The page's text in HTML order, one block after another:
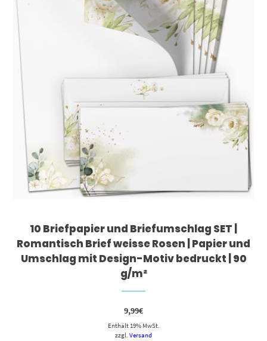
10 Briefpapier und Briefumschlag SET |
Romantisch Brief weisse Rosen | Papier und
Umschlag mit Design-Motiv bedruckt | 90
g/m²
9,99€
Enthält 19% MwSt.
zzgl. Versand